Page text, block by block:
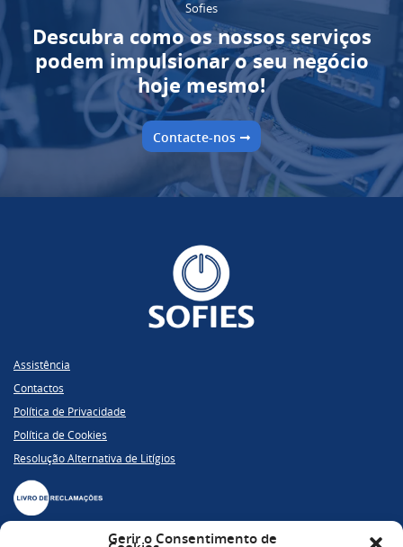
Gerir o Consentimento de
Sofies
Descubra como os nossos serviços
podem impulsionar o seu negócio
hoje mesmo!
Contacte-nos
Assistência
Contactos
Política de Privacidade
Política de Cookies
Resolução Alternativa de Litígios